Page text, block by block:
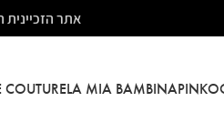
אתר
COUTURELA MIA BAMBINAPINKO